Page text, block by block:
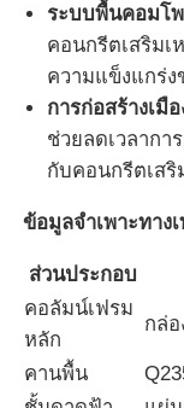
ควบคุมคุณภาพ
ติดต่อเรา
ขออ้าง
บ้าน Prefab เหล็
อาคารโครงสร้า
การประชุมเชิง
ระบบพื้นคอมโ
คอนกรีตเสริมเ
ความแข็งแกร่ง
การก่อสร้างเมื
ช่วยลดเวลากา
กับคอนกรีตเสริ
ข้อมูลจำเพาะทาง
ส่วนประกอบ
คอลัมน์เฟรม
หลัก
กล่อ
คานพื้น